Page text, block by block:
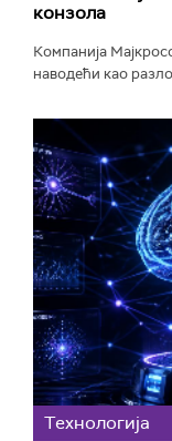
конзола
Компанија
наводећи као
Технологијa